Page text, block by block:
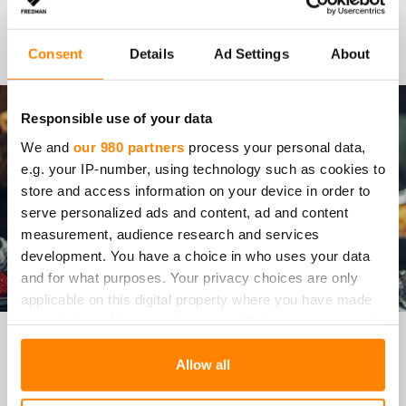
Consent Details Ad Settings About
Responsible use of your data
We and our 980 partners process your personal data,
e.g. your IP-number, using technology such as cookies to
store and access information on your device in order to
serve personalized ads and content, ad and content
measurement, audience research and services
development. You have a choice in who uses your data
and for what purposes. Your privacy choices are only
applicable on this digital property where you have made
any time from the Cookie Declaration or by clicking on
Allow all
KA­NA­VAR­TAAT JA GRIL­
LAT­TUA ANA­NAS­TA